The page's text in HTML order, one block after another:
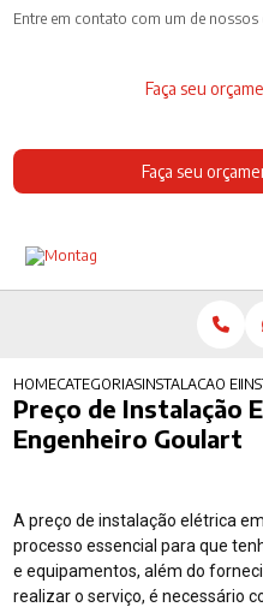
Entre em contato com um de nossos
Faça seu
Faça seu
HOMECATEGORIASINSTALACAO
Preço de Instalação
Engenheiro Goulart
A preço de instalação elétrica
processo essencial para que
e equipamentos, além do
realizar o serviço, é necessário